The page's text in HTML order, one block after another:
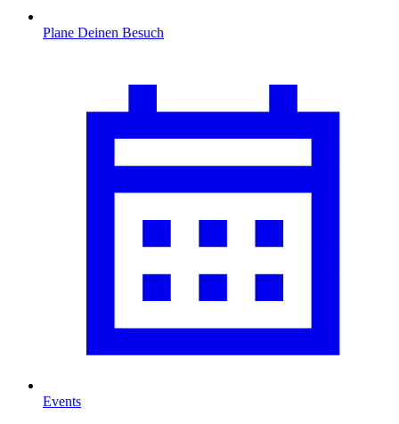
Plane Deinen Besuch
Events